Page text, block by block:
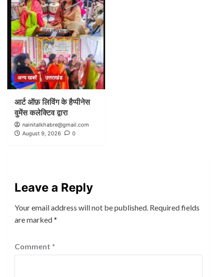
अन्य खबरें उत्तराखंड
आर्ट ऑफ़ लिविंग के हैप्पीनेस
वुमेंस कलेक्टिव द्वारा
nainitalkhabre@gmail.com
August 9, 2026
0
Leave a Reply
Your email address will not be published. Required fields
are marked*
Comment *